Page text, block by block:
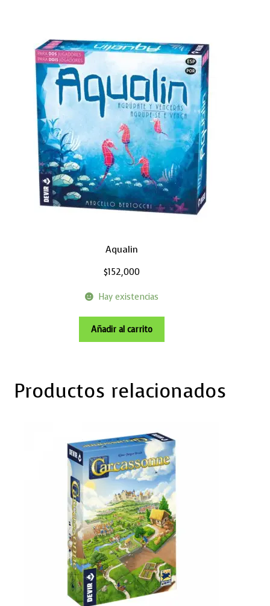
Aqualin
$152,000
Hay existencias
Añadir al carrito
Productos relacionados